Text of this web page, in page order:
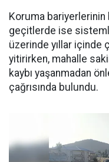
Koruma bariyerlerinin
geçitlerde ise
üzerinde yıllar içinde
yitirirken, mahalle
kaybı yaşanmadan
çağrısında bulundu.